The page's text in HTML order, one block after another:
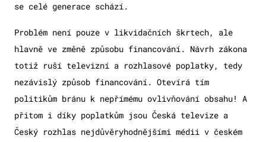
se celé generace schází.
Problém není pouze v likvidačních škrtech, ale
hlavně ve změně způsobu financování. Návrh zákona
totiž ruší televizní a rozhlasové poplatky, tedy
nezávislý způsob financování. Otevírá tím
politikům bránu k nepřímému ovlivňování obsahu! A
přitom i díky poplatkům jsou Česká televize a
Český rozhlas nejdůvěryhodnějšími médii v českém